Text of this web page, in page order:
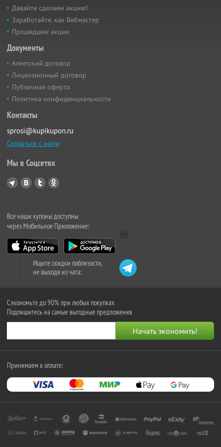
Давайте сделаем акцию!
Заработайте, как Вебмастер
Прошедшие акции
Документы
Агентский договор
Лицензионный договор
Публичная оферта
Политика конфиденциальности
Контакты
sprosi@kupikupon.ru
Связаться с нами
Мы в Соцсетях
Все наши купоны доступны
через Мобильное Приложение:
Ищите скидки поблизости,
не выходя из чата:
Сэкономьте до 90% при любых покупках
Подпишитесь на самые выгодные предложения
Принимаем к оплате: